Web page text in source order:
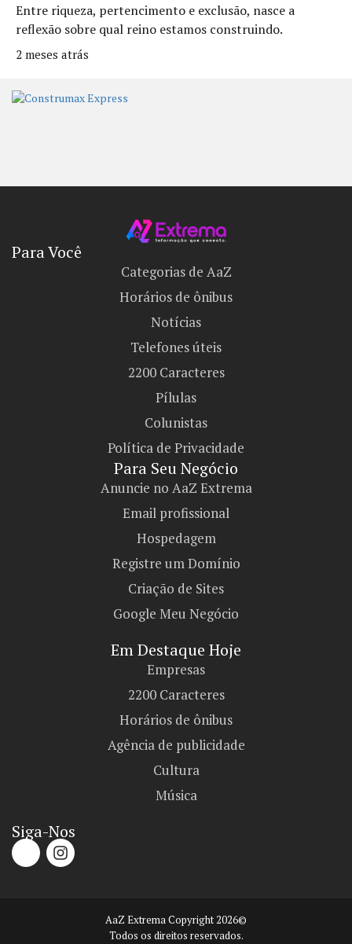
Entre riqueza, pertencimento e exclusão, nasce a
reflexão sobre qual reino estamos construindo.
2 meses atrás
Para Você
Categorias de AaZ
Horários de ônibus
Notícias
Telefones úteis
2200 Caracteres
Pílulas
Colunistas
Política de Privacidade
Para Seu Negócio​
Anuncie no AaZ Extrema
Email profissional
Hospedagem
Registre um Domínio
Criação de Sites
Google Meu Negócio
Em Destaque Hoje
Empresas
2200 Caracteres
Horários de ônibus
Agência de publicidade
Cultura
Música
Siga-Nos
AaZ Extrema Copyright 2026©
Todos os direitos reservados.